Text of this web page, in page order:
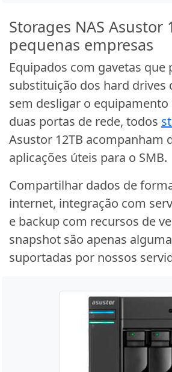
Storages NAS Asustor
pequenas empresas
Equipados com gavetas que
substituição dos hard drives
sem desligar o equipamento
duas portas de rede, todos
Asustor 12TB acompanham
aplicações úteis para o SMB.
Compartilhar dados de
internet, integração com
e backup com recursos de
snapshot são apenas
suportadas por nossos